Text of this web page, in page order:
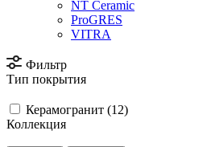
NT Ceramic
ProGRES
VITRA
Фильтр
Тип покрытия
Керамогранит (12)
Коллекция